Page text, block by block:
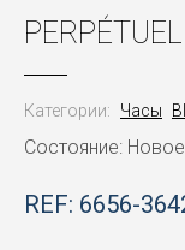
Категории: Часы
Состояние: Новое
REF: 6656-